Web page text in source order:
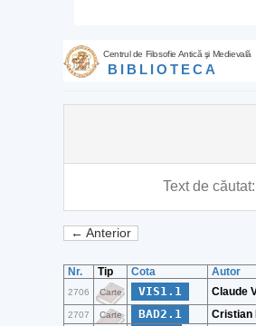
Centrul de Filosofie Antică şi Medievală
BIBLIOTECA
Text de căutat:
← Anterior
Nr. Tip Cota Autor
2706 Carte VIS1.1 Claude
2707 Carte BAD2.1 Cristian